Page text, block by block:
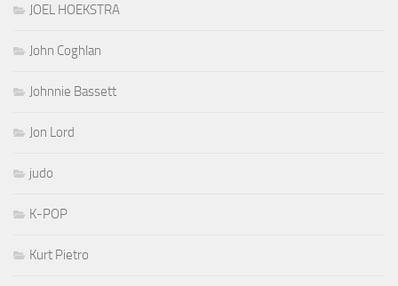
JOEL HOEKSTRA
John Coghlan
Johnnie Bassett
Jon Lord
judo
K-POP
Kurt Pietro